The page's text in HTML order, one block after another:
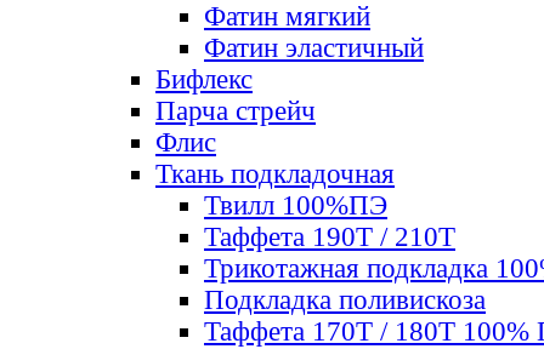
Фатин мягкий
Фатин элаcтичный
Бифлекс
Парча стрейч
Флис
Ткань подкладочная
Твилл 100%ПЭ
Таффета 190Т / 210Т
Трикотажная подкладка
Подкладка поливискоза
Таффета 170Т / 180Т 100%